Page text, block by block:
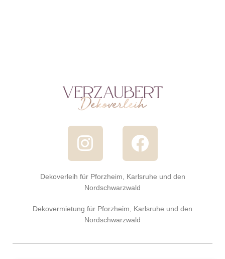
Dekoverleih für Pforzheim, Karlsruhe und den
Nordschwarzwald
Dekovermietung für Pforzheim, Karlsruhe und den
Nordschwarzwald